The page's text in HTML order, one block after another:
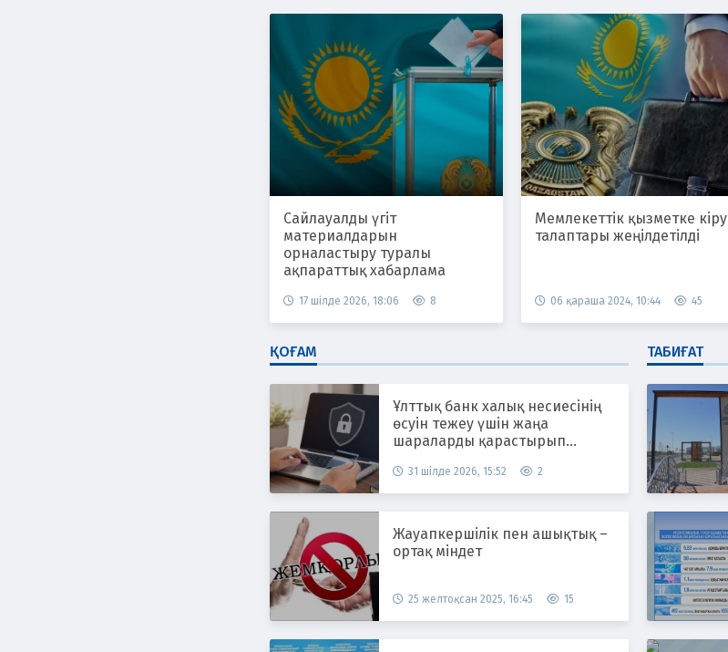
Сайлауалды үгіт
материалдарын
орналастыру туралы
ақпараттық хабарлама
17 шілде 2026, 18:06 8
Мемлекеттік қызметке кіру
талаптары жеңілдетілді
06 қараша 2024, 10:44 45
ҚОҒАМ
Ұлттық банк халық несиесінің
өсуін тежеу үшін жаңа
шараларды қарастырып
31 шілде 2026, 15:52 2
Жауапкершілік пен ашықтық –
ортақ міндет
25 желтоқсан 2025, 16:45 15
ТАБИҒАТ